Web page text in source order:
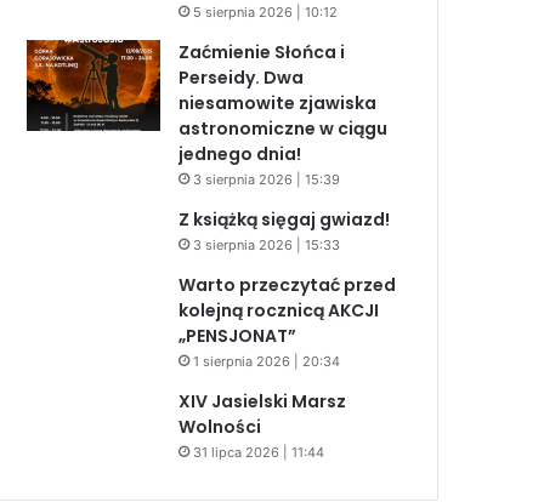
5 sierpnia 2026 | 10:12
Zaćmienie Słońca i
Perseidy. Dwa
niesamowite zjawiska
astronomiczne w ciągu
jednego dnia!
3 sierpnia 2026 | 15:39
Z książką sięgaj gwiazd!
3 sierpnia 2026 | 15:33
Warto przeczytać przed
kolejną rocznicą AKCJI
„PENSJONAT”
1 sierpnia 2026 | 20:34
XIV Jasielski Marsz
Wolności
31 lipca 2026 | 11:44